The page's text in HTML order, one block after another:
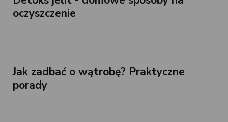
oczyszczenie
Jak zadbać o wątrobę? Praktyczne
porady